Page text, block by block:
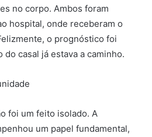
no corpo. Ambos foram
hospital, onde receberam o
o prognóstico foi
casal já estava a caminho.
foi um feito isolado. A
um papel fundamental,